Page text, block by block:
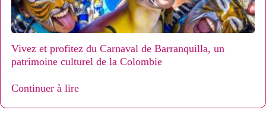
Vivez et profitez du Carnaval de Barranquilla, un
patrimoine culturel de la Colombie
Continuer à lire